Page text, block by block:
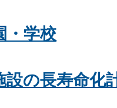
・学校
設の長寿命化